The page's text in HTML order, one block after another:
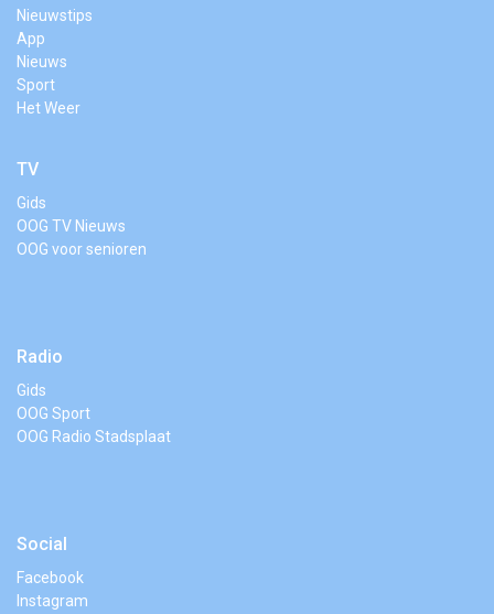
Nieuwstips
App
Nieuws
Sport
Het Weer
TV
Gids
OOG TV Nieuws
OOG voor senioren
Radio
Gids
OOG Sport
OOG Radio Stadsplaat
Social
Facebook
Instagram